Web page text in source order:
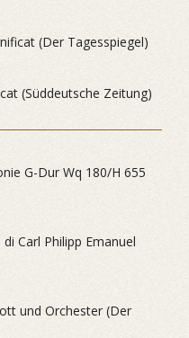
(Der Tagesspiegel)
(Süddeutsche Zeitung)
G-Dur Wq 180/H 655
Carl Philipp Emanuel
und Orchester (Der